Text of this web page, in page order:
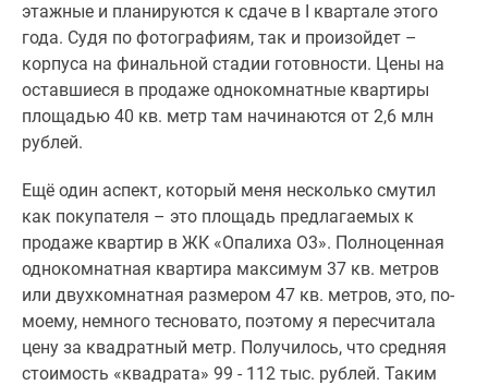
этажные и планируются к сдаче в I квартале этого
года. Судя по фотографиям, так и произойдет –
корпуса на финальной стадии готовности. Цены на
оставшиеся в продаже однокомнатные квартиры
площадью 40 кв. метр там начинаются от 2,6 млн
рублей.
Ещё один аспект, который меня несколько смутил
как покупателя – это площадь предлагаемых к
продаже квартир в ЖК «Опалиха О3». Полноценная
однокомнатная квартира максимум 37 кв. метров
или двухкомнатная размером 47 кв. метров, это, по-
моему, немного тесновато, поэтому я пересчитала
цену за квадратный метр. Получилось, что средняя
стоимость «квадрата» 99 - 112 тыс. рублей. Таким